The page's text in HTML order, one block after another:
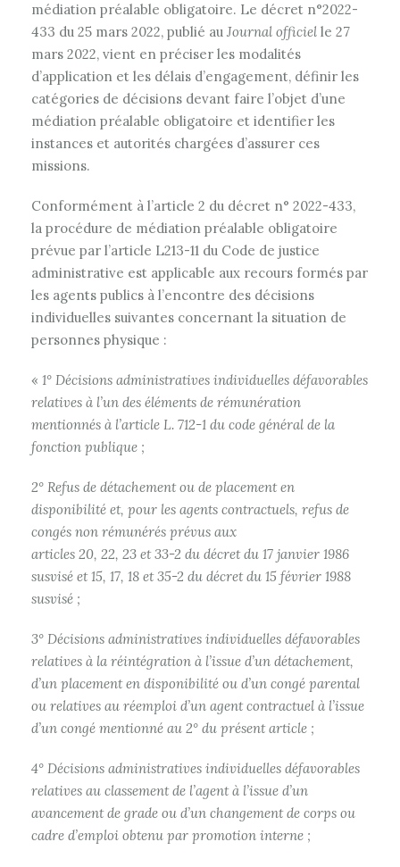
médiation préalable obligatoire. Le décret n°2022-
433 du 25 mars 2022, publié au Journal officiel le 27
mars 2022, vient en préciser les modalités
d’application et les délais d’engagement, définir les
catégories de décisions devant faire l’objet d’une
médiation préalable obligatoire et identifier les
instances et autorités chargées d’assurer ces
missions.
Conformément à l’article 2 du décret n° 2022-433,
la procédure de médiation préalable obligatoire
prévue par l’article L213-11 du Code de justice
administrative est applicable aux recours formés par
les agents publics à l’encontre des décisions
individuelles suivantes concernant la situation de
personnes physique :
« 1° Décisions administratives individuelles défavorables
relatives à l’un des éléments de rémunération
mentionnés à l’article L. 712-1 du code général de la
fonction publique ;
2° Refus de détachement ou de placement en
disponibilité et, pour les agents contractuels, refus de
congés non rémunérés prévus aux
articles 20, 22, 23 et 33-2 du décret du 17 janvier 1986
susvisé et 15, 17, 18 et 35-2 du décret du 15 février 1988
susvisé ;
3° Décisions administratives individuelles défavorables
relatives à la réintégration à l’issue d’un détachement,
d’un placement en disponibilité ou d’un congé parental
ou relatives au réemploi d’un agent contractuel à l’issue
d’un congé mentionné au 2° du présent article ;
4° Décisions administratives individuelles défavorables
relatives au classement de l’agent à l’issue d’un
avancement de grade ou d’un changement de corps ou
cadre d’emploi obtenu par promotion interne ;